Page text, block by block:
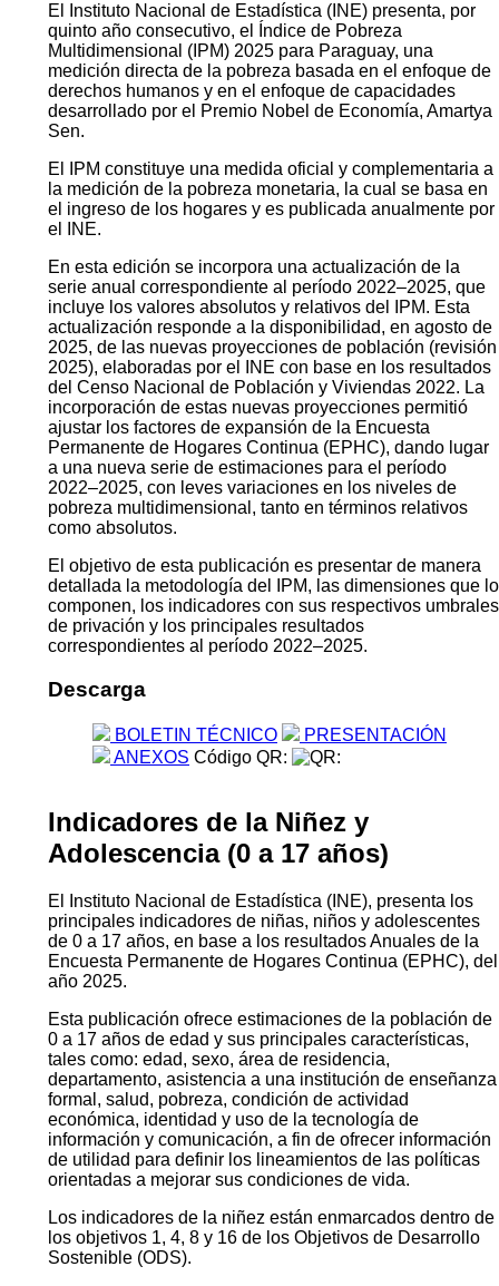
El Instituto Nacional de Estadística (INE) presenta, por
quinto año consecutivo, el Índice de Pobreza
Multidimensional (IPM) 2025 para Paraguay, una
medición directa de la pobreza basada en el enfoque de
derechos humanos y en el enfoque de capacidades
desarrollado por el Premio Nobel de Economía, Amartya
Sen.
El IPM constituye una medida oficial y complementaria a
la medición de la pobreza monetaria, la cual se basa en
el ingreso de los hogares y es publicada anualmente por
el INE.
En esta edición se incorpora una actualización de la
serie anual correspondiente al período 2022–2025, que
incluye los valores absolutos y relativos del IPM. Esta
actualización responde a la disponibilidad, en agosto de
2025, de las nuevas proyecciones de población (revisión
2025), elaboradas por el INE con base en los resultados
del Censo Nacional de Población y Viviendas 2022. La
incorporación de estas nuevas proyecciones permitió
ajustar los factores de expansión de la Encuesta
Permanente de Hogares Continua (EPHC), dando lugar
a una nueva serie de estimaciones para el período
2022–2025, con leves variaciones en los niveles de
pobreza multidimensional, tanto en términos relativos
como absolutos.
El objetivo de esta publicación es presentar de manera
detallada la metodología del IPM, las dimensiones que lo
componen, los indicadores con sus respectivos umbrales
de privación y los principales resultados
correspondientes al período 2022–2025.
Descarga
BOLETIN TÉCNICO
PRESENTACIÓN
ANEXOS Código QR:
Indicadores de la Niñez y
Adolescencia (0 a 17 años)
El Instituto Nacional de Estadística (INE), presenta los
principales indicadores de niñas, niños y adolescentes
de 0 a 17 años, en base a los resultados Anuales de la
Encuesta Permanente de Hogares Continua (EPHC), del
año 2025.
Esta publicación ofrece estimaciones de la población de
0 a 17 años de edad y sus principales características,
tales como: edad, sexo, área de residencia,
departamento, asistencia a una institución de enseñanza
formal, salud, pobreza, condición de actividad
económica, identidad y uso de la tecnología de
información y comunicación, a fin de ofrecer información
de utilidad para definir los lineamientos de las políticas
orientadas a mejorar sus condiciones de vida.
Los indicadores de la niñez están enmarcados dentro de
los objetivos 1, 4, 8 y 16 de los Objetivos de Desarrollo
Sostenible (ODS).